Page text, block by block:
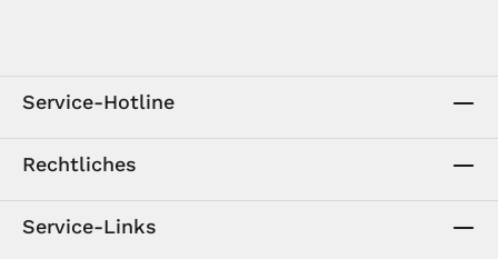
Service-Hotline
Rechtliches
Service-Links